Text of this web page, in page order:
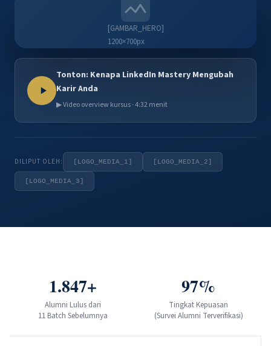
[GAMBAR_HERO]
1200×700px
Tonton: Kenapa LinkedIn Mastery Mengubah
Karir Anda
▶ Video overview kursus · 4:32 menit
DILIPUT OLEH: [LOGO_MEDIA_1] [LOGO_MEDIA_2]
[LOGO_MEDIA_3]
1.847+
Alumni Lulus dari
11 Batch Sebelumnya
97%
Tingkat Kepuasan
(Survei Alumni Terverifikasi)